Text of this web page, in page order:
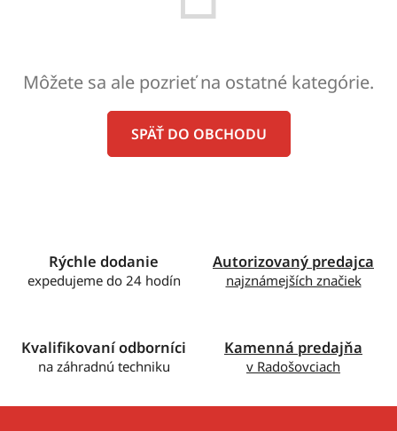
Môžete sa ale pozrieť na ostatné kategórie.
SPÄŤ DO OBCHODU
Rýchle dodanie
expedujeme do 24 hodín
Autorizovaný predajca
najznámejších značiek
Kvalifikovaní odborníci
na záhradnú techniku
Kamenná predajňa
v Radošovciach